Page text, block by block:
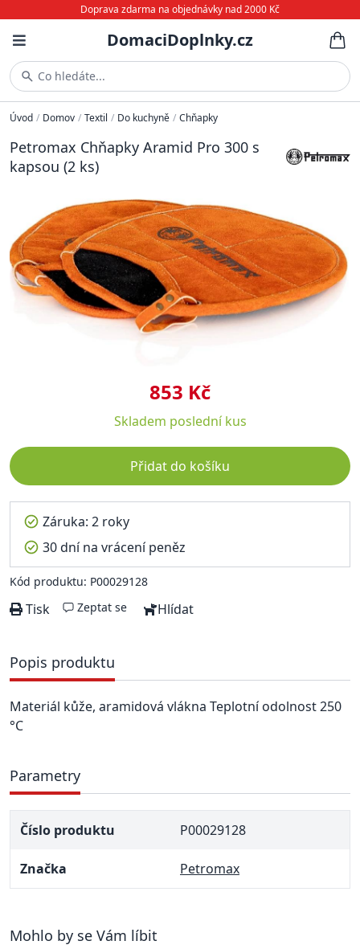
Doprava zdarma na objednávky nad 2000 Kč
DomaciDoplnky.cz
Co hledáte...
Úvod / Domov / Textil / Do kuchyně / Chňapky
Petromax Chňapky Aramid Pro 300 s
kapsou (2 ks)
853 Kč
Skladem poslední kus
Přidat do košíku
Záruka: 2 roky
30 dní na vrácení peněz
Kód produktu: P00029128
Tisk Zeptat se Hlídat
Popis produktu
Materiál kůže, aramidová vlákna Teplotní odolnost 250
°C
Parametry
Číslo produktu P00029128
Značka Petromax
Mohlo by se Vám líbit